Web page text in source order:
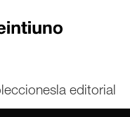
la editorial